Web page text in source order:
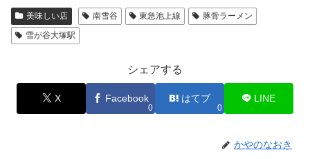
美味しい店 南雪谷 東急池上線
豚骨ラーメン
雪が谷大塚駅
シェアする
X Facebook
0
はてブ
0
LINE
かやのなおき